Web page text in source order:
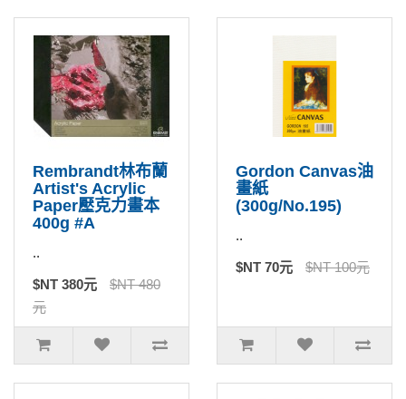
Rembrandt林布蘭
Artist's Acrylic
Paper壓克力畫本
400g #A
..
$NT 380元
$NT 480
元
Gordon Canvas油
畫紙
(300g/No.195)
..
$NT 70元 $NT 100元